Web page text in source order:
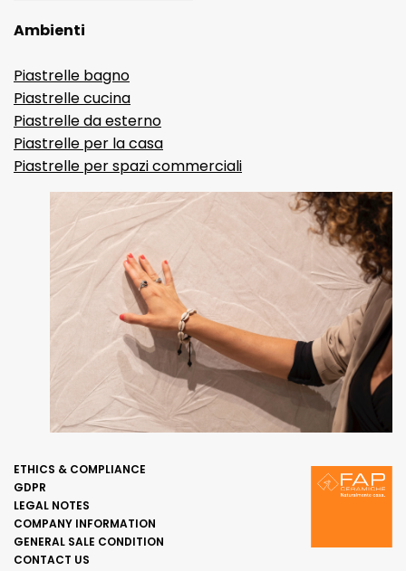
Ambienti
Piastrelle bagno
Piastrelle cucina
Piastrelle da esterno
Piastrelle per la casa
Piastrelle per spazi commerciali
ETHICS & COMPLIANCE
GDPR
LEGAL NOTES
COMPANY INFORMATION
GENERAL SALE CONDITION
CONTACT US